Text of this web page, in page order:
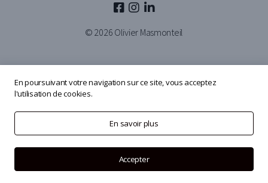
© 2026 Olivier Masmonteil
En poursuivant votre navigation sur ce site, vous acceptez
l'utilisation de cookies.
En savoir plus
Accepter